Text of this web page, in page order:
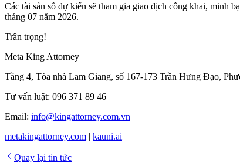
Các tài sản số dự kiến sẽ tham gia giao dịch công khai,
tháng 07 năm 2026.
Trân trọng!
Meta King Attorney
Tầng 4, Tòa nhà Lam Giang, số 167-173 Trần Hưng Đạo,
Tư vấn luật: 096 371 89 46
Email: info@kingattorney.com.vn
metakingattorney.com | kauni.ai
Quay lại tin tức